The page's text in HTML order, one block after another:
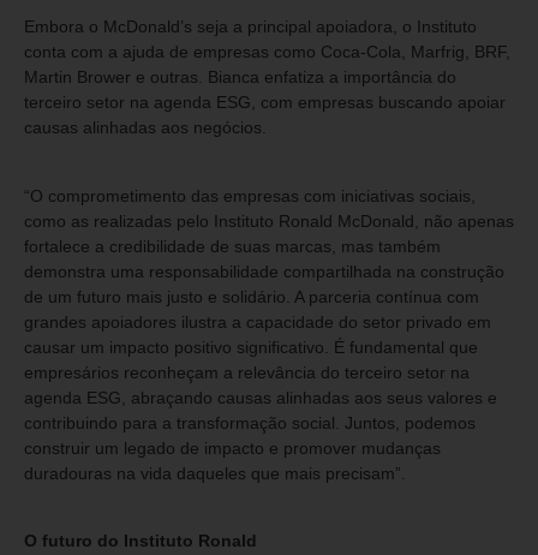
Embora o McDonald’s seja a principal apoiadora, o Instituto
conta com a ajuda de empresas como Coca-Cola, Marfrig, BRF,
Martin Brower e outras. Bianca enfatiza a importância do
terceiro setor na agenda ESG, com empresas buscando apoiar
causas alinhadas aos negócios.
“O comprometimento das empresas com iniciativas sociais,
como as realizadas pelo Instituto Ronald McDonald, não apenas
fortalece a credibilidade de suas marcas, mas também
demonstra uma responsabilidade compartilhada na construção
de um futuro mais justo e solidário. A parceria contínua com
grandes apoiadores ilustra a capacidade do setor privado em
causar um impacto positivo significativo. É fundamental que
empresários reconheçam a relevância do terceiro setor na
agenda ESG, abraçando causas alinhadas aos seus valores e
contribuindo para a transformação social. Juntos, podemos
construir um legado de impacto e promover mudanças
duradouras na vida daqueles que mais precisam”.
O futuro do Instituto Ronald